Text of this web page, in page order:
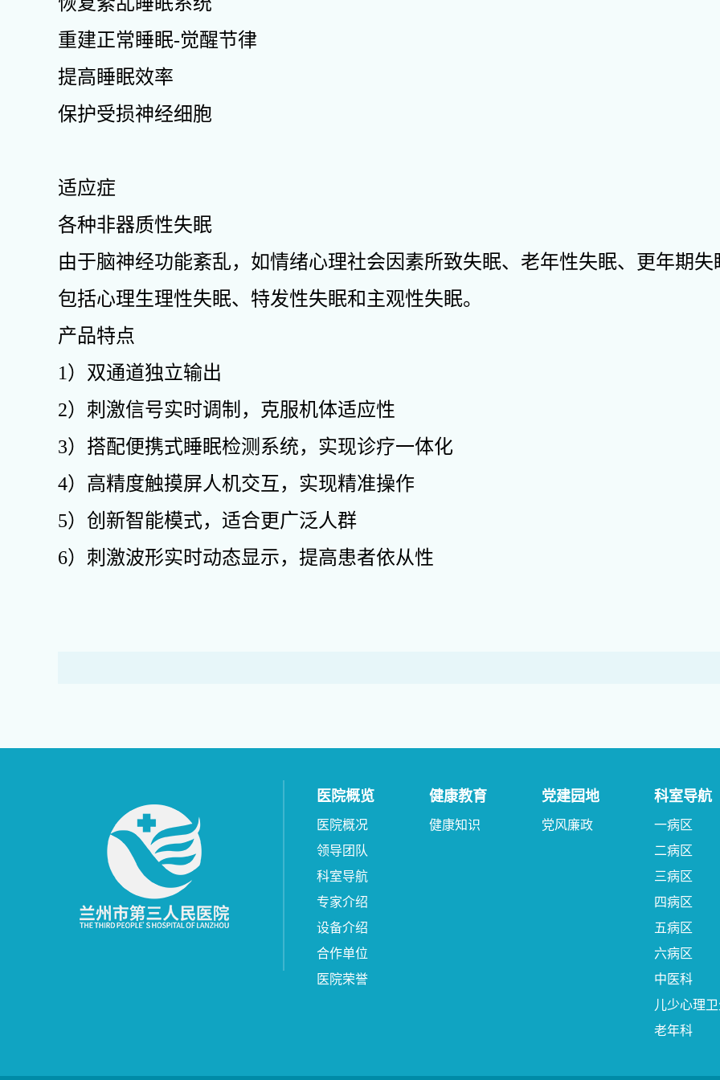
重建正常睡眠-觉醒节律
提高睡眠效率
保护受损神经细胞
适应症
各种非器质性失眠
由于脑神经功能紊乱，如情绪心理社会因素所致失眠、老年性失眠、更年期失
包括心理生理性失眠、特发性失眠和主观性失眠。
产品特点
1）双通道独立输出
2）刺激信号实时调制，克服机体适应性
3）搭配便携式睡眠检测系统，实现诊疗一体化
4）高精度触摸屏人机交互，实现精准操作
5）创新智能模式，适合更广泛人群
6）刺激波形实时动态显示，提高患者依从性
医院概览
医院概况
领导团队
科室导航
专家介绍
设备介绍
合作单位
医院荣誉
健康教育
健康知识
党建园地
党风廉政
科室导航
一病区
二病区
三病区
四病区
五病区
六病区
中医科
儿少心理
老年科